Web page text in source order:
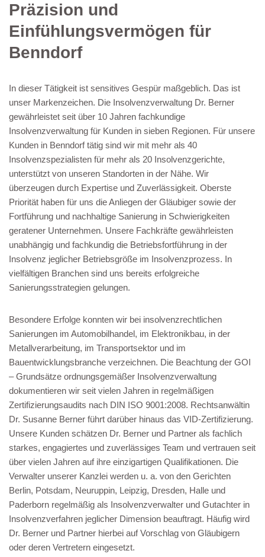
Präzision und
Einfühlungsvermögen für
Benndorf
In dieser Tätigkeit ist sensitives Gespür maßgeblich. Das ist
unser Markenzeichen. Die Insolvenzverwaltung Dr. Berner
gewährleistet seit über 10 Jahren fachkundige
Insolvenzverwaltung für Kunden in sieben Regionen. Für unsere
Kunden in Benndorf tätig sind wir mit mehr als 40
Insolvenzspezialisten für mehr als 20 Insolvenzgerichte,
unterstützt von unseren Standorten in der Nähe. Wir
überzeugen durch Expertise und Zuverlässigkeit. Oberste
Priorität haben für uns die Anliegen der Gläubiger sowie der
Fortführung und nachhaltige Sanierung in Schwierigkeiten
geratener Unternehmen. Unsere Fachkräfte gewährleisten
unabhängig und fachkundig die Betriebsfortführung in der
Insolvenz jeglicher Betriebsgröße im Insolvenzprozess. In
vielfältigen Branchen sind uns bereits erfolgreiche
Sanierungsstrategien gelungen.
Besondere Erfolge konnten wir bei insolvenzrechtlichen
Sanierungen im Automobilhandel, im Elektronikbau, in der
Metallverarbeitung, im Transportsektor und im
Bauentwicklungsbranche verzeichnen. Die Beachtung der GOI
– Grundsätze ordnungsgemäßer Insolvenzverwaltung
dokumentieren wir seit vielen Jahren in regelmäßigen
Zertifizierungsaudits nach DIN ISO 9001:2008. Rechtsanwältin
Dr. Susanne Berner führt darüber hinaus das VID-Zertifizierung.
Unsere Kunden schätzen Dr. Berner und Partner als fachlich
starkes, engagiertes und zuverlässiges Team und vertrauen seit
über vielen Jahren auf ihre einzigartigen Qualifikationen. Die
Verwalter unserer Kanzlei werden u. a. von den Gerichten
Berlin, Potsdam, Neuruppin, Leipzig, Dresden, Halle und
Paderborn regelmäßig als Insolvenzverwalter und Gutachter in
Insolvenzverfahren jeglicher Dimension beauftragt. Häufig wird
Dr. Berner und Partner hierbei auf Vorschlag von Gläubigern
oder deren Vertretern eingesetzt.